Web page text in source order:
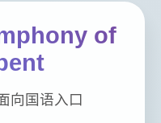
of
向国语入口